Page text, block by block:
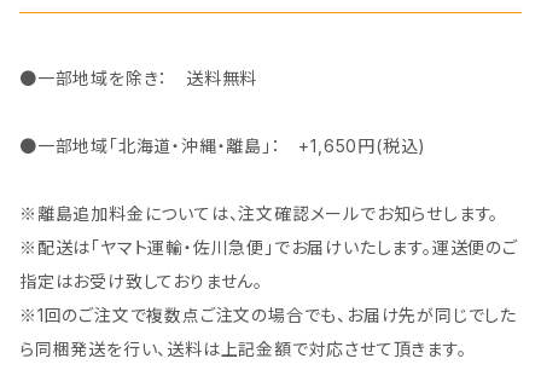
●一部地域を除き： 送料無料
●一部地域「北海道・沖縄・離島」： +1,650円(税込)
※離島追加料金については、注文確認メールでお知らせします。
※配送は「ヤマト運輸・佐川急便」でお届けいたします。運送便のご
指定はお受け致しておりません。
※1回のご注文で複数点ご注文の場合でも、お届け先が同じでした
ら同梱発送を行い、送料は上記金額で対応させて頂きます。